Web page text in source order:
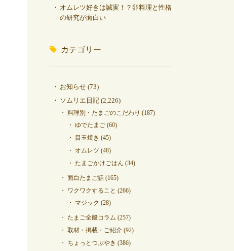
オムレツ好きは誠実！？卵料理と性格
の研究が面白い
カテゴリー
お知らせ (73)
ソムリエ日記 (2,226)
料理別・たまごのこだわり (187)
ゆでたまご (60)
目玉焼き (45)
オムレツ (48)
たまごかけごはん (34)
面白たまご話 (165)
ワクワクすること (266)
マジック (28)
たまご全般コラム (257)
取材・掲載・ご紹介 (92)
ちょっとつぶやき (386)